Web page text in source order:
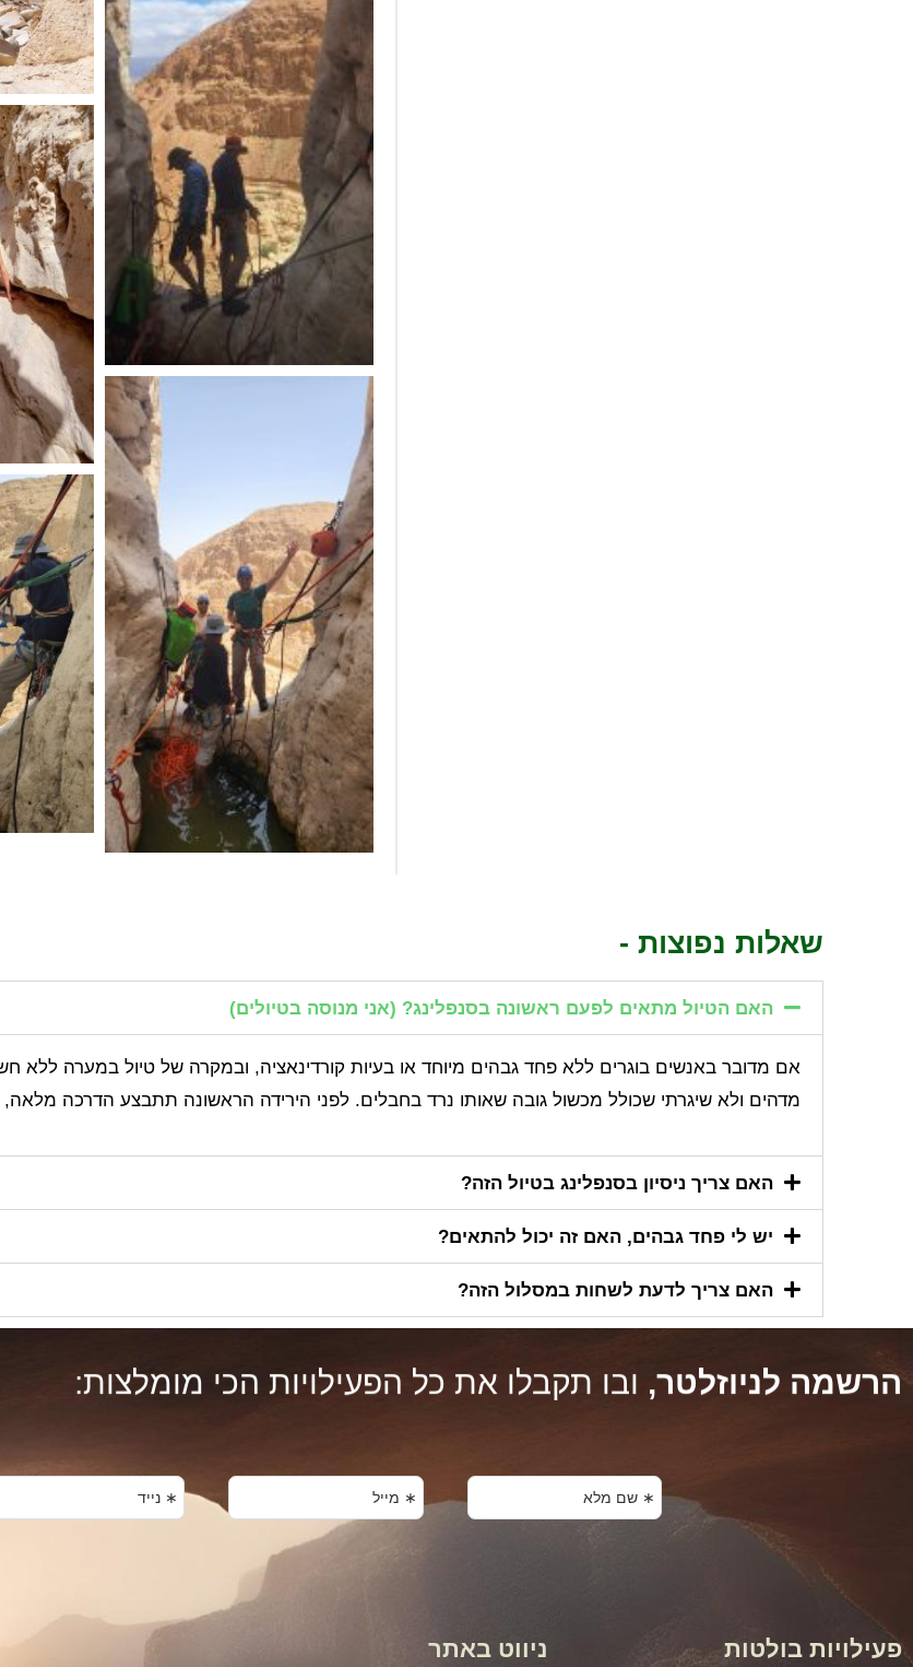
שאלות נפוצות -
האם הטיול מתאים לפעם ראשונה בסנפלינג? (אני מנוסה בטיולים)
אם מדובר באנשים בוגרים ללא פחד גבהים מיוחד או בעיות קורדינאציה, ובמקרה של טיול במערה ללא
מדהים ולא שיגרתי שכולל מכשול גובה שאותו נרד בחבלים. לפני הירידה הראשונה תתבצע הדרכה
האם צריך ניסיון בסנפלינג בטיול הזה?
יש לי פחד גבהים, האם זה יכול להתאים?
האם צריך לדעת לשחות במסלול הזה?
הרשמה לניוזלטר, ובו תקבלו את כל הפעילויות הכי מומלצות:
פעילויות בולטות ניווט באתר